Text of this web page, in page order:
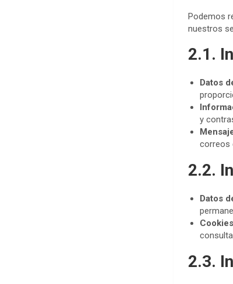
Podemos
nuestros
2.1.
Datos
y
correos
2.2.
Datos
2.3.